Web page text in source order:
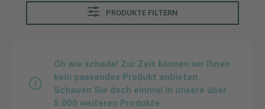
PRODUKTE FILTERN
Oh wie schade! Zur Zeit können wir Ihnen
kein passendes Produkt anbieten.
Schauen Sie doch einmal in unsere über
5.000 weiteren Produkte.